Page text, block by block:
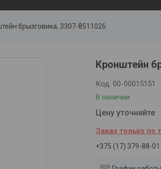
брызговика, 3307-8511026
Кронштейн
В наличии
Код: 00-00015151
Цену уточняйте
Заказ только по
+375 (17) 379-88-01